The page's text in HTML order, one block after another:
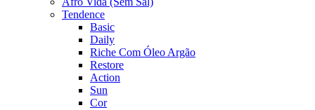
Tendence
Basic
Daily
Riche Com Óleo Argão
Restore
Action
Sun
Cor